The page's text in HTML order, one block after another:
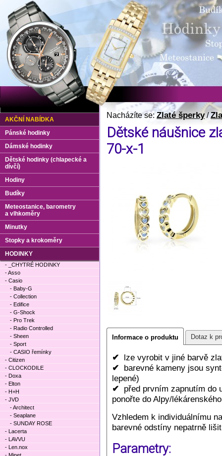
Nacházíte se:Zlaté šperky/
Dětské náušnice
70-x-1
Informace o produktu Dotaz k
✔ lze vyrobit v jiné barvě
✔ barevné kameny jsou
lepené)
✔ před prvním zapnutím do
ponořte do Alpy/
Vzhledem k individuálnímu
barevné odstíny nepatrně
Parametry:
AKČNÍ NABÍDKA
Pánské hodinky
Dámské hodinky
Dětské hodinky (chlapecké a
dívčí)
Hodiny
Budíky
Meteostanice, barometry
a vlhkoměry
Minutky
Stopky a krokoměry
HODINKY
- _CHYTRÉ HODINKY
- Asso
- Casio
- Baby-G
- Collection
- Edifice
- G-Shock
- Pro Trek
- Radio Controlled
- Sheen
- Sport
- CASIO řemínky
- Citizen
- CLOCKODILE
- Doxa
- Elton
- H+H
- JVD
- Architect
- Seaplane
- SUNDAY ROSE
- Lacerta
- LAVVU
- Len.nox